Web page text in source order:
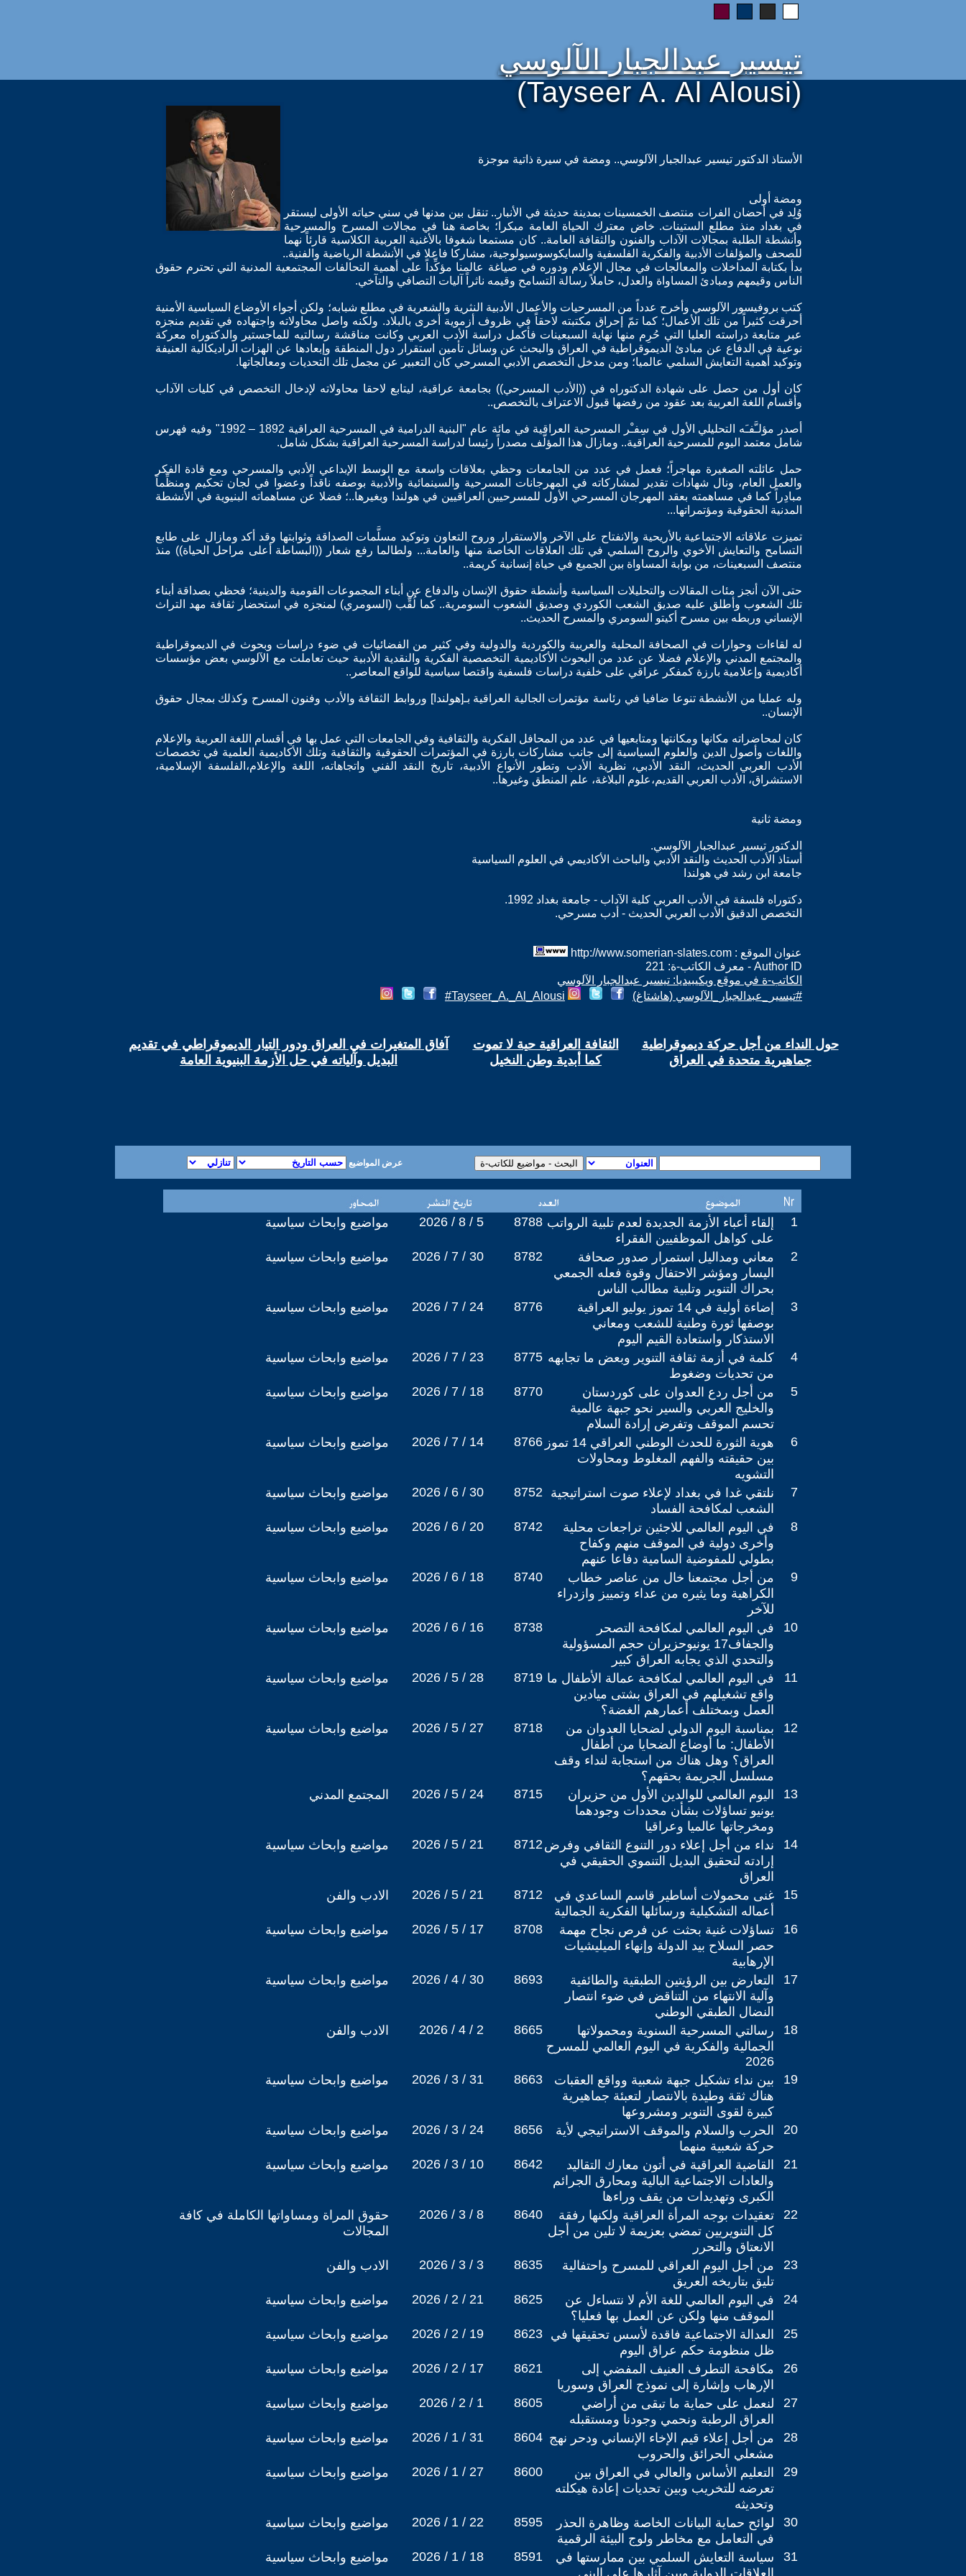
تيسير عبدالجبار الآلوسي
(Tayseer A. Al Alousi)
الأستاذ الدكتور تيسير عبدالجبار الآلوسي.. ومضة في سيرة ذاتية موجزة
ومضة أولى
وُلِد في أحضان الفرات منتصف الخمسينات بمدينة حديثة في الأنبار.. تنقل بين مدنها في سني حياته الأولى ليستقر
في بغداد منذ مطلع الستينات. خاض معترك الحياة العامة مبكرا؛ بخاصة هنا في مجالات المسرح والمسرحية
وأنشطة الطلبة بمجالات الآداب والفنون والثقافة العامة.. كان مستمعا شغوفا بالأغنية العربية الكلاسية قارئاً نهما
للصحف والمؤلفات الأدبية والفكرية الفلسفية والسايكوسوسيولوجية، مشاركا فاعلا في الأنشطة الرياضية والفنية..
بدأ بكتابة المداخلات والمعالجات في مجال الإعلام ودوره في صياغة عالمنا مؤكِّداً على أهمية التحالفات المجتمعية المدنية التي تحترم حقوق
الناس وقيمهم ومبادئ المساواة والعدل، حاملاً رسالة التسامح وقيمه ناثراً آليات التصافي والتآخي.
كتب بروفيسور الآلوسي وأخرج عدداً من المسرحيات والأعمال الأدبية النثرية والشعرية في مطلع شبابه؛ ولكن أجواء الأوضاع السياسية الأمنية
أحرقت كثيراً من تلك الأعمال؛ كما تمّ إحراق مكتبته لاحقاً في ظروف أزموية أخرى بالبلاد. ولكنه واصل محاولاته واجتهاده في تقديم منجزه
عبر متابعة دراسته العليا التي حُرِم منها نهاية السبعينات فأكمل دراسة الأدب العربي وكانت مناقشة رسالتيه للماجستير والدكتوراه معركة
نوعية في الدفاع عن مبادئ الديموقراطية في العراق والبحث عن وسائل تأمين استقرار دول المنطقة وإبعادها عن الهزات الراديكالية العنيفة
وتوكيد أهمية التعايش السلمي عالميا؛ ومن مدخل التخصص الأدبي المسرحي كان التعبير عن مجمل تلك التحديات ومعالجاتها.
كان أول من حصل على شهادة الدكتوراه في ((الأدب المسرحي)) بجامعة عراقية، ليتابع لاحقا محاولاته لإدخال التخصص في كليات الآداب
وأقسام اللغة العربية بعد عقود من رفضها قبول الاعتراف بالتخصص..
أصدر مؤلـَّفـَه التحليلي الأول في سِفـْر المسرحية العراقية في مائة عام "البنية الدرامية في المسرحية العراقية 1892 – 1992" وفيه فهرس
شامل معتمد اليوم للمسرحية العراقية.. ومازال هذا المؤلَّف مصدراً رئيسا لدراسة المسرحية العراقية بشكل شامل.
حمل عائلته الصغيرة مهاجراً؛ فعمل في عدد من الجامعات وحظي بعلاقات واسعة مع الوسط الإبداعي الأدبي والمسرحي ومع قادة الفكر
والعمل العام، ونال شهادات تقدير لمشاركاته في المهرجانات المسرحية والسينمائية والأدبية بوصفه ناقداً وعضوا في لجان تحكيم ومنظِّماً
مبادِراً كما في مساهمته بعقد المهرجان المسرحي الأول للمسرحيين العراقيين في هولندا وبغيرها..؛ فضلا عن مساهماته البنيوية في الأنشطة
المدنية الحقوقية ومؤتمراتها...
تميزت علاقاته الاجتماعية بالأريحية والانفتاح على الآخر والاستقرار وروح التعاون وتوكيد مسلَّمات الصداقة وثوابتها وقد أكد ومازال على طابع
التسامح والتعايش الأخوي والروح السلمي في تلك العلاقات الخاصة منها والعامة... ولطالما رفع شعار ((البساطة أعلى مراحل الحياة)) منذ
منتصف السبعينات، من بوابة المساواة بين الجميع في حياة إنسانية كريمة..
حتى الآن أنجز مئات المقالات والتحليلات السياسية وأنشطة حقوق الإنسان والدفاع عن أبناء المجموعات القومية والدينية؛ فحظي بصداقة أبناء
تلك الشعوب وأطلق عليه صديق الشعب الكوردي وصديق الشعوب السومرية.. كما لُقِّب (السومري) لمنجزه في استحضار ثقافة مهد التراث
الإنساني وربطه بين مسرح أكيتو السومري والمسرح الحديث..
له لقاءات وحوارات في الصحافة المحلية والعربية والكوردية والدولية وفي كثير من الفضائيات في ضوء دراسات وبحوث في الديموقراطية
والمجتمع المدني والإعلام فضلا عن عدد من البحوث الأكاديمية التخصصية الفكرية والنقدية الأدبية حيث تعاملت مع الآلوسي بعض مؤسسات
أكاديمية وإعلامية بارزة كمفكر عراقي على خلفية دراسات فلسفية واقتصا سياسية للواقع المعاصر..
وله عمليا من الأنشطة تنوعا ضافيا في رئاسة مؤتمرات الجالية العراقية بـ[هولندا] وروابط الثقافة والأدب وفنون المسرح وكذلك بمجال حقوق
الإنسان..
كان لمحاضراته مكانها ومكانتها ومتابعيها في عدد من المحافل الفكرية والثقافية وفي الجامعات التي عمل بها في أقسام اللغة العربية والإعلام
واللغات وأصول الدين والعلوم السياسية إلى جانب مشاركات بارزة في المؤتمرات الحقوقية والثقافية وتلك الأكاديمية العلمية في تخصصات
الأدب العربي الحديث، النقد الأدبي، نظرية الأدب وتطور الأنواع الأدبية، تاريخ النقد الفني واتجاهاته، اللغة والإعلام،الفلسفة الإسلامية،
الاستشراق، الأدب العربي القديم،علوم البلاغة، علم المنطق وغيرها..
ومضة ثانية
الدكتور تيسير عبدالجبار الآلوسي.
أستاذ الأدب الحديث والنقد الأدبي والباحث الأكاديمي في العلوم السياسية
جامعة ابن رشد في هولندا
دكتوراه فلسفة في الأدب العربي كلية الآداب - جامعة بغداد 1992.
التخصص الدقيق الأدب العربي الحديث - أدب مسرحي.
عنوان الموقع : http://www.somerian-slates.com
Author ID - معرف الكاتب-ة: 221
الكاتب-ة في موقع ويكيبيديا: تيسير عبدالجبار الآلوسي
#تيسير_عبدالجبار_الآلوسي (هاشتاغ)
Tayseer_A._Al_Alousi#
آفاق المتغيرات في العراق ودور التيار الديموقراطي في تقديم
البديل وآلياته في حل الأزمة البنيوية العامة
الثقافة العراقية حية لا تموت
كما أبدية وطن النخيل
حول النداء من أجل حركة ديموقراطية
جماهيرية متحدة في العراق
عرض المواضيع
مواضيع وابحاث سياسية 2026 / 8 / 5 8788 إلقاء أعباء الأزمة الجديدة لعدم تلبية الرواتب
على كواهل الموظفيين الفقراء
1
مواضيع وابحاث سياسية 2026 / 7 / 30 8782
معاني ومداليل استمرار صدور صحافة
اليسار ومؤشر الاحتفال وقوة فعله الجمعي
بحراك التنوير وتلبية مطالب الناس
2
مواضيع وابحاث سياسية 2026 / 7 / 24 8776
إضاءة أولية في 14 تموز يوليو العراقية
بوصفها ثورة وطنية للشعب ومعاني
الاستذكار واستعادة القيم اليوم
3
مواضيع وابحاث سياسية 2026 / 7 / 23 8775 كلمة في أزمة ثقافة التنوير وبعض ما تجابهه
من تحديات وضغوط
4
مواضيع وابحاث سياسية 2026 / 7 / 18 8770
من أجل ردع العدوان على كوردستان
والخليج العربي والسير نحو جبهة عالمية
تحسم الموقف وتفرض إرادة السلام
5
مواضيع وابحاث سياسية 2026 / 7 / 14 8766 هوية الثورة للحدث الوطني العراقي 14 تموز
بين حقيقته والفهم المغلوط ومحاولات
التشويه
6
مواضيع وابحاث سياسية 2026 / 6 / 30 8752 نلتقي غدا في بغداد لإعلاء صوت استراتيجية
الشعب لمكافحة الفساد
7
مواضيع وابحاث سياسية 2026 / 6 / 20 8742
في اليوم العالمي للاجئين تراجعات محلية
وأخرى دولية في الموقف منهم وكفاح
بطولي للمفوضية السامية دفاعا عنهم
8
مواضيع وابحاث سياسية 2026 / 6 / 18 8740
من أجل مجتمعنا خال من عناصر خطاب
الكراهية وما يثيره من عداء وتمييز وازدراء
للآخر
9
مواضيع وابحاث سياسية 2026 / 6 / 16 8738
في اليوم العالمي لمكافحة التصحر
والجفاف17 يونيوحزيران حجم المسؤولية
والتحدي الذي يجابه العراق كبير
10
مواضيع وابحاث سياسية 2026 / 5 / 28 8719 في اليوم العالمي لمكافحة عمالة الأطفال ما
واقع تشغيلهم في العراق بشتى ميادين
العمل وبمختلف أعمارهم الغضة؟
11
مواضيع وابحاث سياسية 2026 / 5 / 27 8718
بمناسبة اليوم الدولي لضحايا العدوان من
الأطفال: ما أوضاع الضحايا من أطفال
العراق؟ وهل هناك من استجابة لنداء وقف
مسلسل الجريمة بحقهم؟
12
المجتمع المدني 2026 / 5 / 24 8715
اليوم العالمي للوالدين الأول من حزيران
يونيو تساؤلات بشأن محددات وجودهما
ومخرجاتها عالميا وعراقيا
13
مواضيع وابحاث سياسية 2026 / 5 / 21 8712نداء من أجل إعلاء دور التنوع الثقافي وفرض
إرادته لتحقيق البديل التنموي الحقيقي في
العراق
14
الادب والفن 2026 / 5 / 21 8712
غنى محمولات أساطير قاسم الساعدي في
أعماله التشكيلية ورسائلها الفكرية الجمالية
15
مواضيع وابحاث سياسية 2026 / 5 / 17 8708
تساؤلات غنية بحثت عن فرص نجاح مهمة
حصر السلاح بيد الدولة وإنهاء الميليشيات
الإرهابية
16
مواضيع وابحاث سياسية 2026 / 4 / 30 8693
التعارض بين الرؤيتين الطبقية والطائفية
وآلية الانتهاء من التناقض في ضوء انتصار
النضال الطبقي الوطني
17
الادب والفن 2026 / 4 / 2 8665
رسالتي المسرحية السنوية ومحمولاتها
الجمالية والفكرية في اليوم العالمي للمسرح
2026
18
مواضيع وابحاث سياسية 2026 / 3 / 31 8663
بين نداء تشكيل جبهة شعبية وواقع العقبات
هناك ثقة وطيدة بالانتصار لتعبئة جماهيرية
كبيرة لقوى التنوير ومشروعها
19
مواضيع وابحاث سياسية 2026 / 3 / 24 8656
الحرب والسلام والموقف الاستراتيجي لأية
حركة شعبية منهما
20
مواضيع وابحاث سياسية 2026 / 3 / 10 8642
القاضية العراقية في أتون معارك التقاليد
والعادات الاجتماعية البالية ومحارق الجرائم
الكبرى وتهديدات من يقف وراءها
21
حقوق المراة ومساواتها الكاملة في كافة
المجالات
2026 / 3 / 8 8640
تعقيدات بوجه المرأة العراقية ولكنها رفقة
كل التنويريين تمضي بعزيمة لا تلين من أجل
الانعتاق والتحرر
22
الادب والفن 2026 / 3 / 3 8635
من أجل اليوم العراقي للمسرح واحتفالية
تليق بتاريخه العريق
23
مواضيع وابحاث سياسية 2026 / 2 / 21 8625
في اليوم العالمي للغة الأم لا نتساءل عن
الموقف منها ولكن عن العمل بها فعليا؟
24
مواضيع وابحاث سياسية 2026 / 2 / 19 8623 العدالة الاجتماعية فاقدة لأسس تحقيقها في
ظل منظومة حكم عراق اليوم
25
مواضيع وابحاث سياسية 2026 / 2 / 17 8621
مكافحة التطرف العنيف المفضي إلى
الإرهاب وإشارة إلى نموذج العراق وسوريا
26
مواضيع وابحاث سياسية 2026 / 2 / 1 8605
لنعمل على حماية ما تبقى من أراضي
العراق الرطبة ونحمي وجودنا ومستقبله
27
مواضيع وابحاث سياسية 2026 / 1 / 31 8604 من أجل إعلاء قيم الإخاء الإنساني ودحر نهج
مشعلي الحرائق والحروب
28
مواضيع وابحاث سياسية 2026 / 1 / 27 8600
التعليم الأساس والعالي في العراق بين
تعرضه للتخريب وبين تحديات إعادة هيكلته
وتحديثه
29
مواضيع وابحاث سياسية 2026 / 1 / 22 8595
لوائح حماية البيانات الخاصة وظاهرة الحذر
في التعامل مع مخاطر ولوج البيئة الرقمية
30
مواضيع وابحاث سياسية 2026 / 1 / 18 8591
سياسة التعايش السلمي بين ممارستها في
العلاقات الدولية وبين آثارها على البنى
31